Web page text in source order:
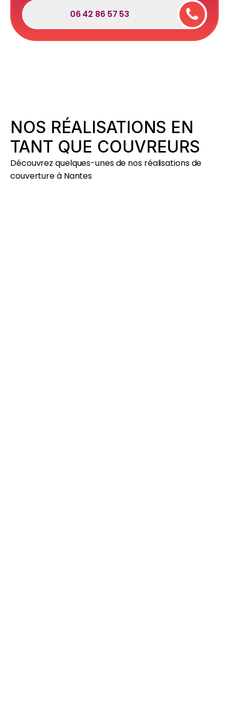
06 42 86 57 53
NOS RÉALISATIONS EN
TANT QUE COUVREURS
Découvrez quelques-unes de nos réalisations de
couverture à Nantes